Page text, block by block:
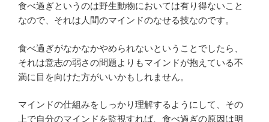
食べ過ぎというのは野生動物においては有り得ないこと
なので、それは人間のマインドのなせる技なのです。
食べ過ぎがなかなかやめられないということでしたら、
それは意志の弱さの問題よりもマインドが抱えている不
満に目を向けた方がいいかもしれません。
マインドの仕組みをしっかり理解するようにして、その
上で自分のマインドを監視すれば、食べ過ぎの原因は明